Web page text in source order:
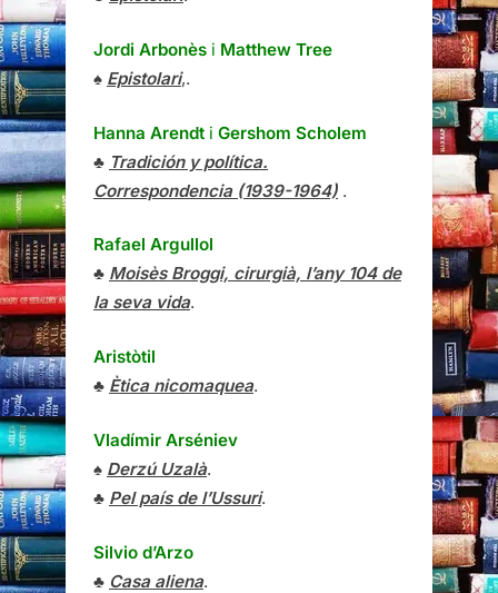
Jordi Arbonès i Matthew Tree
♠ Epistolari,.
Hanna Arendt i Gershom Scholem
♣ Tradición y política.
Correspondencia (1939-1964) .
Rafael Argullol
♣ Moisès Broggi, cirurgià, l’any 104 de
la seva vida.
Aristòtil
♣ Ètica nicomaquea.
Vladímir Arséniev
♠ Derzú Uzalà.
♣ Pel país de l’Ussuri.
Silvio d’Arzo
♣ Casa aliena.